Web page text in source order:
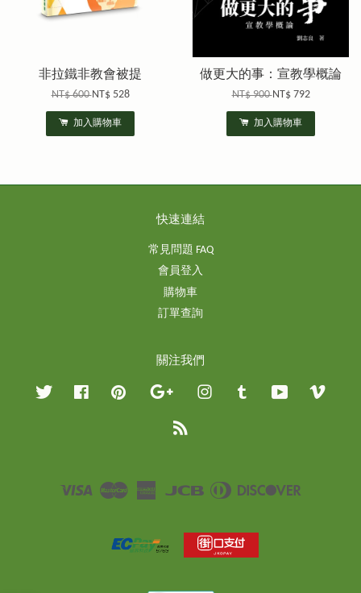
非拉鐵非教會被提
NT$ 600NT$ 528
加入購物車
做更大的事：宣教學概論
NT$ 900NT$ 792
加入購物車
快速連結
常見問題 FAQ
會員登入
購物車
訂單查詢
關注我們
Twitter Facebook Pinterest Google InstagramTumblr YouTube
Visa Master
American
JCB
Diners